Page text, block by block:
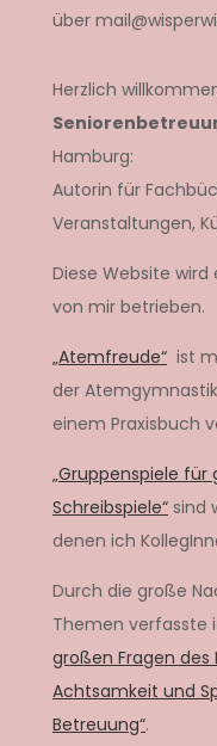
über
Herzlich
Hamburg:
Autorin für
Veranstaltungen,
Diese Website
von mir betrieben.
„Atemfreude“ ist
der
einem Praxisbuch
„Gruppenspiele für
Schreibspiele“ sind
denen ich
Durch die große
Themen verfasste
großen Fragen des
Achtsamkeit und
Betreuung“.